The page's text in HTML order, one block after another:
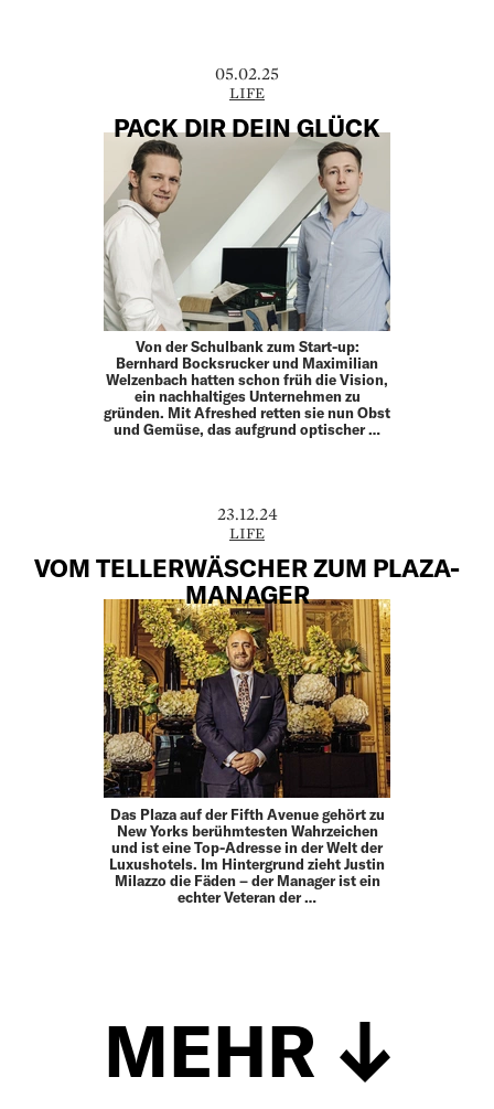
05.02.25
LIFE
PACK DIR DEIN GLÜCK
Von der Schulbank zum Start-up:
Bernhard Bocksrucker und Maximilian
Welzenbach hatten schon früh die Vision,
ein nachhaltiges Unternehmen zu
gründen. Mit Afreshed retten sie nun Obst
und Gemüse, das aufgrund optischer …
23.12.24
LIFE
VOM TELLERWÄSCHER ZUM PLAZA-
MANAGER
Das Plaza auf der Fifth Avenue gehört zu
New Yorks berühmtesten Wahrzeichen
und ist eine Top-Adresse in der Welt der
Luxushotels. Im Hintergrund zieht Justin
Milazzo die Fäden – der Manager ist ein
echter Veteran der …
MEHR